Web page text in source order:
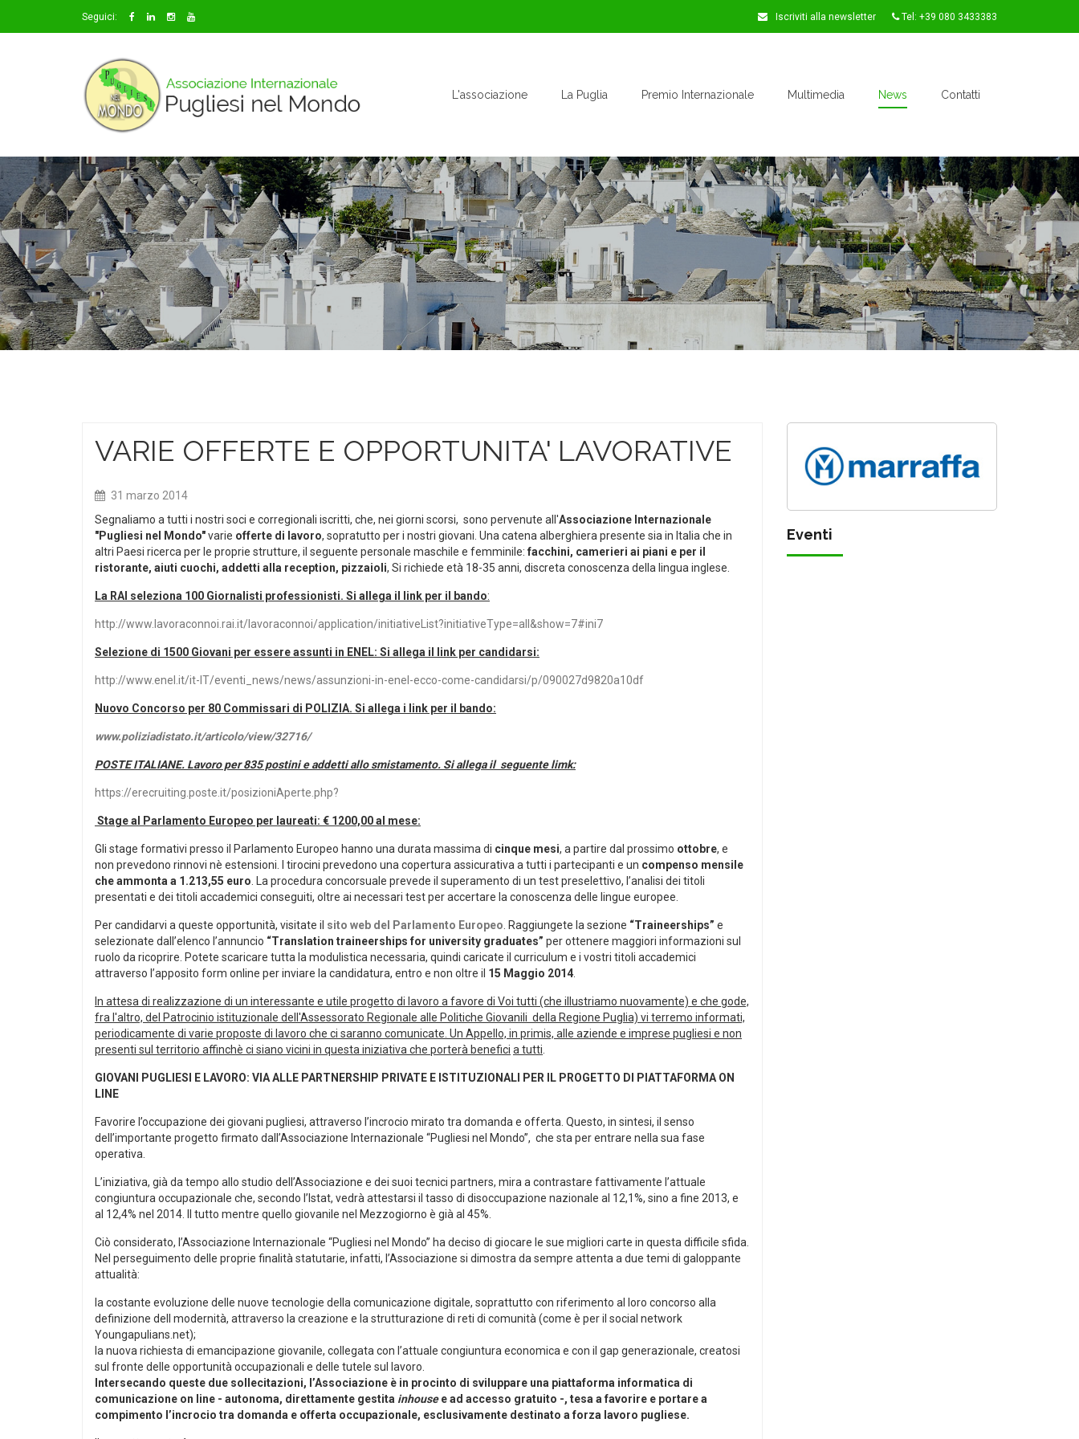
Seguici: Iscriviti alla newsletter Tel: +39 080 3433383
L'associazione La Puglia Premio Internazionale Multimedia News Contatti
VARIE OFFERTE E OPPORTUNITA' LAVORATIVE
31 marzo 2014
Segnaliamo a tutti i nostri soci e corregionali iscritti, che, nei giorni scorsi, sono pervenute all'Associazione Internazionale
"Pugliesi nel Mondo"varie offerte di lavoro, sopratutto per i nostri giovani. Una catena alberghiera presente sia in Italia che in
altri Paesi ricerca per le proprie strutture, il seguente personale maschile e femminile: facchini, camerieri ai piani e per il
ristorante, aiuti cuochi, addetti alla reception, pizzaioli, Si richiede età 18-35 anni, discreta conoscenza della lingua inglese.
La RAI seleziona 100 Giornalisti professionisti. Si allega il link per il bando:
http://www.lavoraconnoi.rai.it/lavoraconnoi/application/initiativeList?initiativeType=all&show=7#ini7
Selezione di 1500 Giovani per essere assunti in ENEL: Si allega il link per candidarsi:
http://www.enel.it/it-IT/eventi_news/news/assunzioni-in-enel-ecco-come-candidarsi/p/090027d9820a10df
Nuovo Concorso per 80 Commissari di POLIZIA. Si allega i link per il bando:
www.poliziadistato.it/articolo/view/32716/
POSTE ITALIANE. Lavoro per 835 postini e addetti allo smistamento. Si allega il seguente limk:
https://erecruiting.poste.it/posizioniAperte.php?
Stage al Parlamento Europeo per laureati: € 1200,00 al mese:
Gli stage formativi presso il Parlamento Europeo hanno una durata massima di cinque mesi, a partire dal prossimo ottobre, e
non prevedono rinnovi nè estensioni. I tirocini prevedono una copertura assicurativa a tutti i partecipanti e un compenso mensile
che ammonta a 1.213,55 euro . La procedura concorsuale prevede il superamento di un test preselettivo, l’analisi dei titoli
presentati e dei titoli accademici conseguiti, oltre ai necessari test per accertare la conoscenza delle lingue europee.
Per candidarvi a queste opportunità, visitate il sito web del Parlamento Europeo . Raggiungete la sezione “Traineerships” e
selezionate dall’elenco l’annuncio “Translation traineerships for university graduates” per ottenere maggiori informazioni sul
ruolo da ricoprire. Potete scaricare tutta la modulistica necessaria, quindi caricate il curriculum e i vostri titoli accademici
attraverso l’apposito form online per inviare la candidatura, entro e non oltre il 15 Maggio 2014
In attesa di realizzazione di un interessante e utile progetto di lavoro a favore di Voi tutti (che illustriamo nuovamente) e che gode,
fra l'altro, del Patrocinio istituzionale dell'Assessorato Regionale alle Politiche Giovanili della Regione Puglia) vi terremo informati,
periodicamente di varie proposte di lavoro che ci saranno comunicate. Un Appello, in primis, alle aziende e imprese pugliesi e non
presenti sul territorio affinchè ci siano vicini in questa iniziativa che porterà benefici a tutti
GIOVANI PUGLIESI E LAVORO: VIA ALLE PARTNERSHIP PRIVATE E ISTITUZIONALI PER IL PROGETTO DI PIATTAFORMA ON
LINE
Favorire l’occupazione dei giovani pugliesi, attraverso l’incrocio mirato tra domanda e offerta. Questo, in sintesi, il senso
dell’importante progetto firmato dall’Associazione Internazionale “Pugliesi nel Mondo”, che sta per entrare nella sua fase
operativa.
L’iniziativa, già da tempo allo studio dell’Associazione e dei suoi tecnici partners, mira a contrastare fattivamente l’attuale
congiuntura occupazionale che, secondo l’Istat, vedrà attestarsi il tasso di disoccupazione nazionale al 12,1%, sino a fine 2013, e
al 12,4% nel 2014. Il tutto mentre quello giovanile nel Mezzogiorno è già al 45%.
Ciò considerato, l’Associazione Internazionale “Pugliesi nel Mondo” ha deciso di giocare le sue migliori carte in questa difficile sfida.
Nel perseguimento delle proprie finalità statutarie, infatti, l’Associazione si dimostra da sempre attenta a due temi di galoppante
attualità:
la costante evoluzione delle nuove tecnologie della comunicazione digitale, soprattutto con riferimento al loro concorso alla
definizione dell modernità, attraverso la creazione e la strutturazione di reti di comunità (come è per il social network
Youngapulians.net);
la nuova richiesta di emancipazione giovanile, collegata con l’attuale congiuntura economica e con il gap generazionale, creatosi
sul fronte delle opportunità occupazionali e delle tutele sul lavoro.
Intersecando queste due sollecitazioni, l’Associazione è in procinto di sviluppare una piattaforma informatica di
comunicazione on line - autonoma, direttamente gestita inhousee ad accesso gratuito -, tesa a favorire e portare a
compimento l’incrocio tra domanda e offerta occupazionale, esclusivamente destinato a forza lavoro pugliese.
Eventi